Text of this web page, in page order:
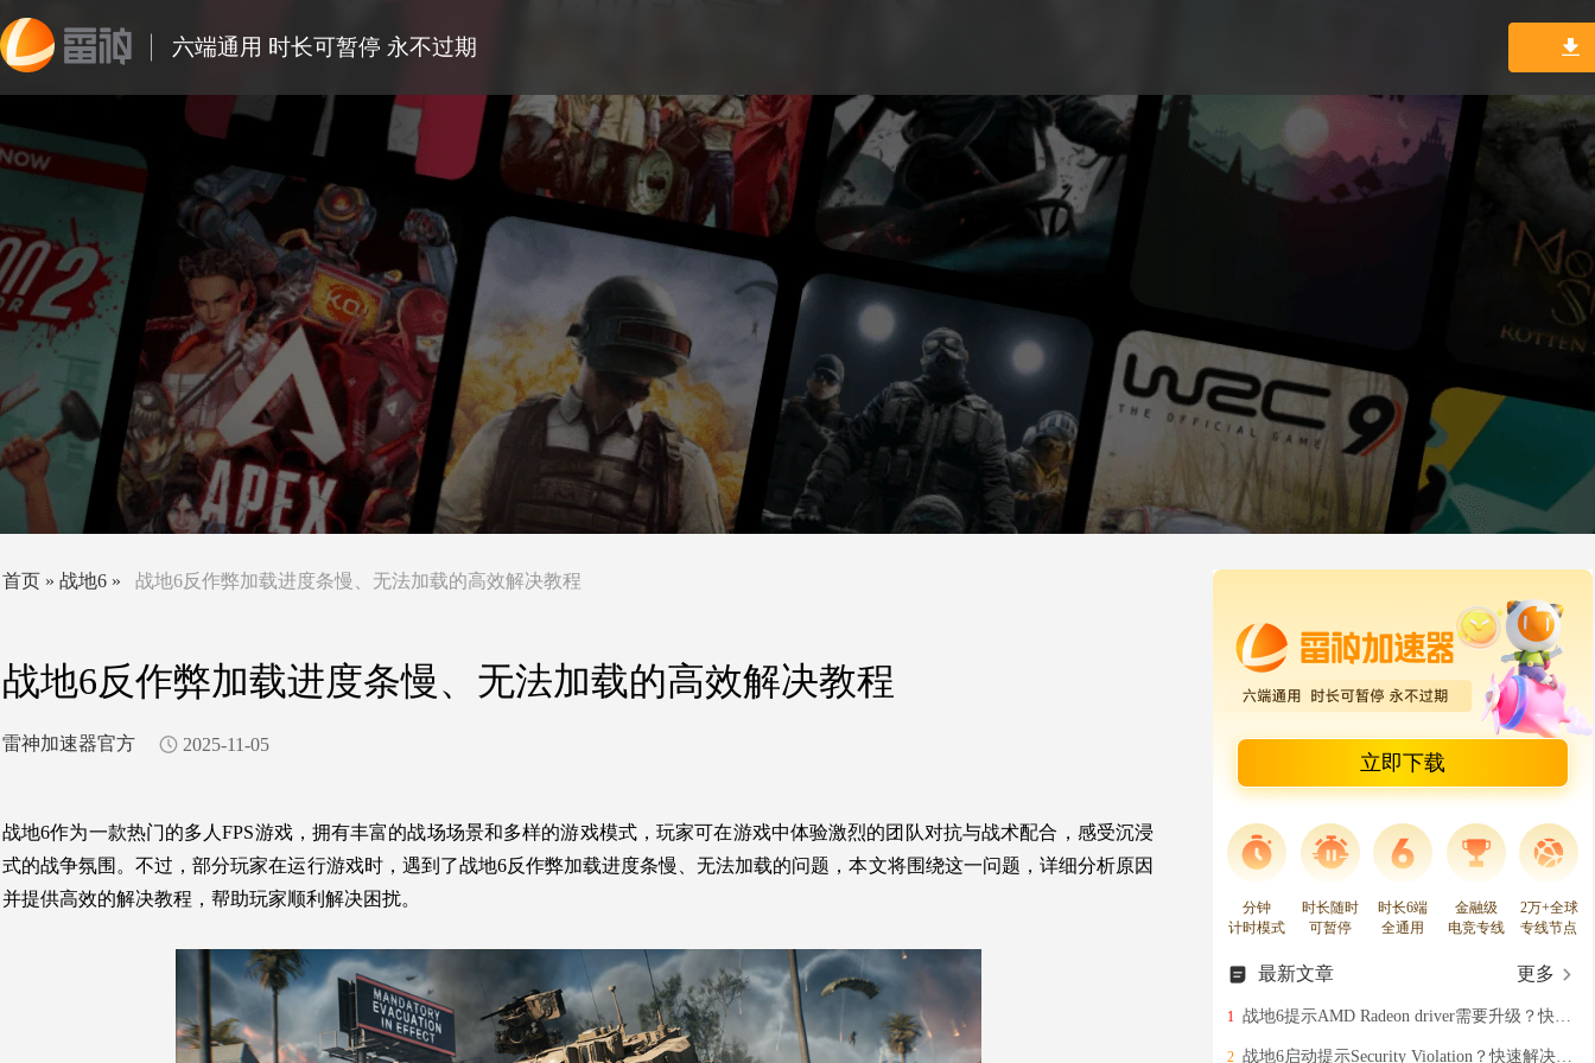
六端通用 时长可暂停 永不过期
首页 » 战地6 » 战地6反作弊加载进度条慢、无法加载的高效解决教程
战地6反作弊加载进度条慢、无法加载的高效解决教程
雷神加速器官方 2025-11-05
战地6作为一款热门的多人FPS游戏，拥有丰富的战场场景和多样的游戏模式，玩家可在游戏中体验激烈的团队对抗与战术配合，感受沉浸
式的战争氛围。不过，部分玩家在运行游戏时，遇到了战地6反作弊加载进度条慢、无法加载的问题，本文将围绕这一问题，详细分析原因
并提供高效的解决教程，帮助玩家顺利解决困扰。
立即下载
分钟
计时模式
时长随时
可暂停
时长6端
全通用
金融级
电竞专线
2万+全球
专线节点
最新文章 更多
1 战地6提示AMD Radeon driver需要升级？快速解决办法分享
2 战地6启动提示Security Violation？快速解决战地6安全启动弹窗的办法分享